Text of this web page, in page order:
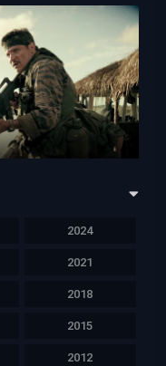
2024
2021
2018
2015
2012